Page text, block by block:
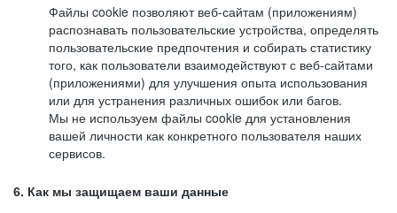
Файлы cookie позволяют веб-сайтам (приложениям)
распознавать пользовательские устройства, определять
пользовательские предпочтения и собирать статистику
того, как пользователи взаимодействуют с веб-сайтами
(приложениями) для улучшения опыта использования
или для устранения различных ошибок или багов.
Мы не используем файлы cookie для установления
вашей личности как конкретного пользователя наших
сервисов.
6. Как мы защищаем ваши данные